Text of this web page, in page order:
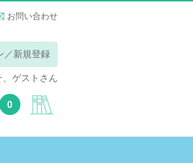
お問い合わせ
／新規登録
、ゲストさん
0